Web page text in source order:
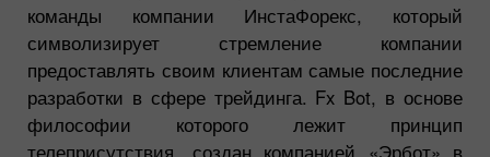
команды компании ИнстаФорекс, который
символизирует стремление компании
предоставлять своим клиентам самые последние
разработки в сфере трейдинга. Fx Bot, в основе
философии которого лежит принцип
телеприсутствия, создан компанией «Эрбот» в